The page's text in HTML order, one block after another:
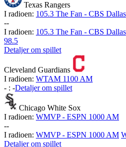
Texas Rangers
I radioen: 105.3 The Fan - CBS Dallas
--
I radioen: 105.3 The Fan - CBS Dallas
98.5
Detaljer om spillet
Cleveland Guardians
I radioen: WTAM 1100 AM
- : -Detaljer om spillet
Chicago White Sox
I radioen: WMVP - ESPN 1000 AM
--
I radioen: WMVP - ESPN 1000 AM
Detaljer om spillet